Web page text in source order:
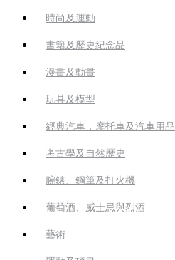
時尚及運動
書籍及歷史紀念品
漫畫及動畫
玩具及模型
經典汽車，摩托車及汽車用品
考古學及自然歷史
腕錶、鋼筆及打火機
葡萄酒、威士忌與烈酒
藝術